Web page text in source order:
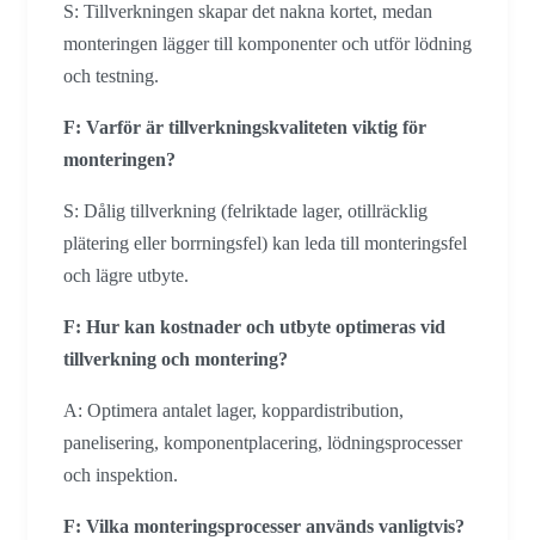
S: Tillverkningen skapar det nakna kortet, medan
monteringen lägger till komponenter och utför lödning
och testning.
F: Varför är tillverkningskvaliteten viktig för
monteringen?
S: Dålig tillverkning (felriktade lager, otillräcklig
plätering eller borrningsfel) kan leda till monteringsfel
och lägre utbyte.
F: Hur kan kostnader och utbyte optimeras vid
tillverkning och montering?
A: Optimera antalet lager, koppardistribution,
panelisering, komponentplacering, lödningsprocesser
och inspektion.
F: Vilka monteringsprocesser används vanligtvis?